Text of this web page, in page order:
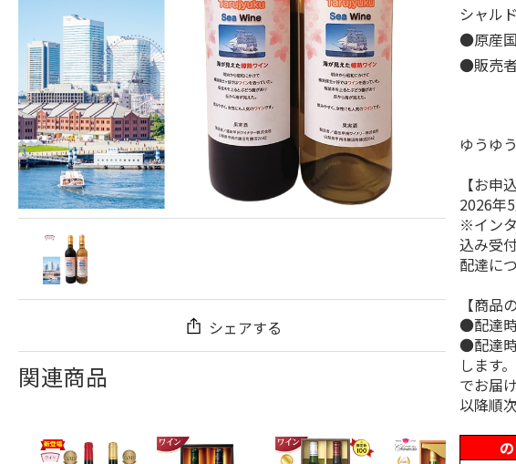
シェアする
関連商品
シャル
●原産
●販売
ゆうゆ
【お申
2026年
※イン
込み受
配達に
【商品
●配達時
●配達
します
でお届
以降順